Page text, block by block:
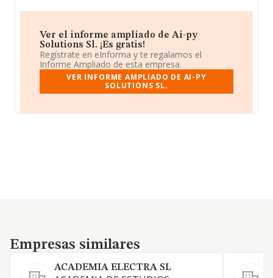
Ver el informe ampliado de Ai-py
Solutions Sl. ¡Es gratis!
Regístrate en eInforma y te regalamos el
Informe Ampliado de esta empresa.
VER INFORME AMPLIADO DE AI-PY
SOLUTIONS SL.
Empresas similares
Empresas similares
ACADEMIA ELECTRA SL